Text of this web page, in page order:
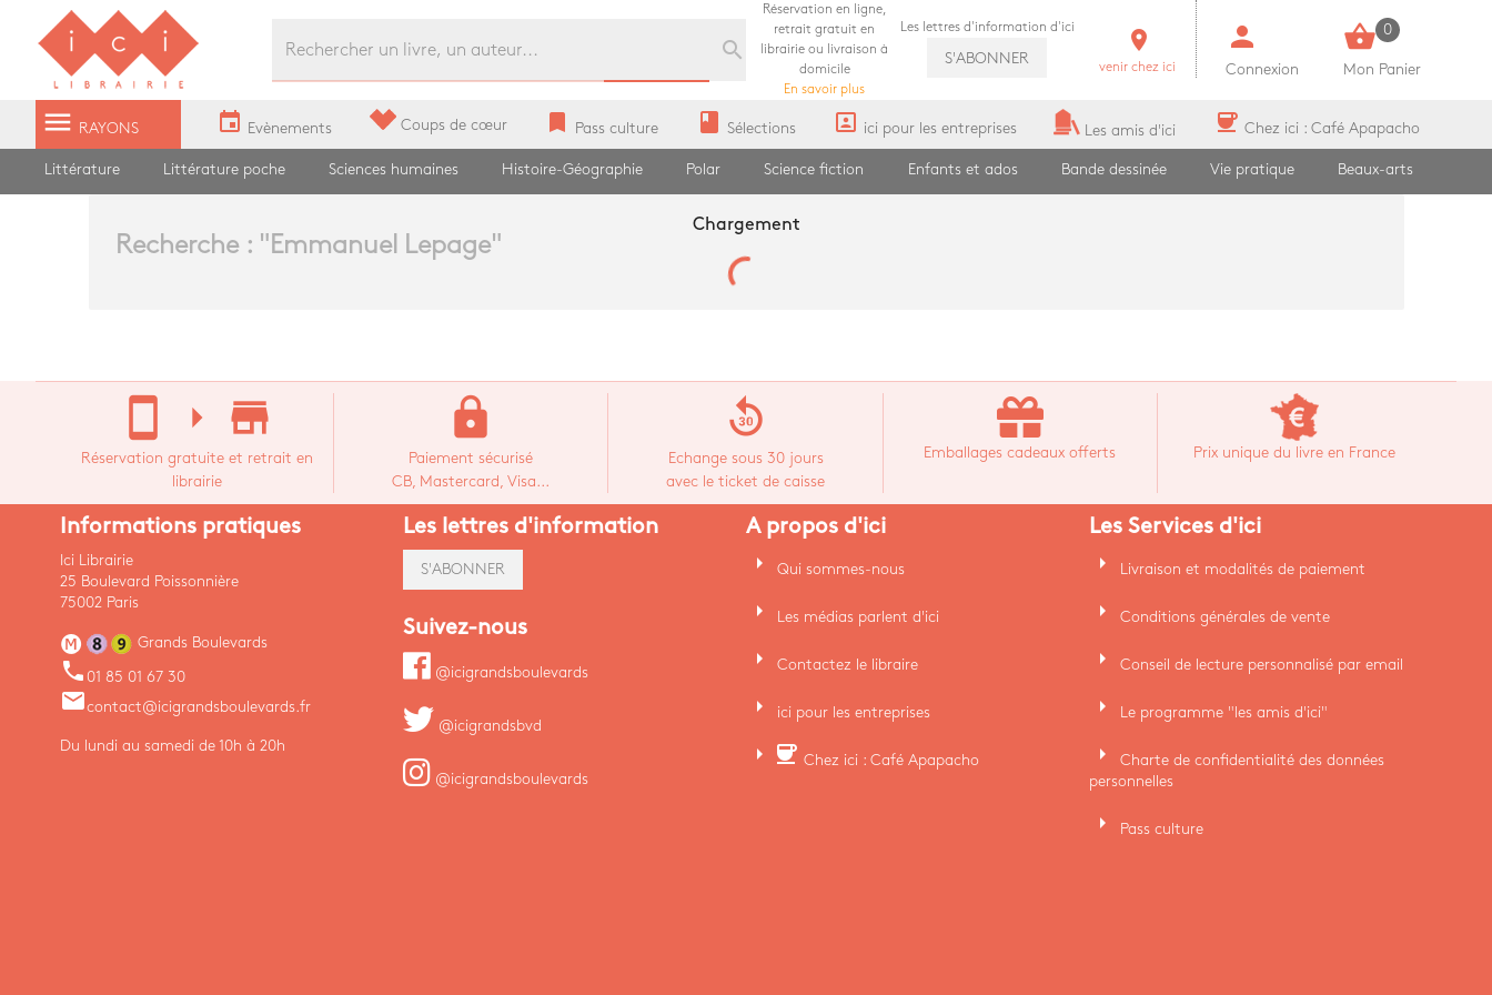
Librairie Ici Grands Boulevards
search
Réservation en ligne,
retrait gratuit en
librairie ou livraison à
domicile
En savoir plus
Les lettres d'information d'ici
S'ABONNER
room
venir chez ici
person
Connexion
shopping_basket 0
Mon Panier
menu RAYONS event Evènements Coups de cœur bookmark Pass culture book Sélections portrait ici pour les entreprises Les amis d'ici coffee Chez ici : Café Apapacho
Littérature Littérature poche Sciences humaines Histoire-Géographie Polar Science fiction Enfants et ados Bande dessinée Vie pratique Beaux-arts
Recherche : " Emmanuel Lepage"
Chargement
stay_current_portrait arrow_right store_mall_directory
Réservation gratuite et retrait en
librairie
lock
Paiement sécurisé
CB, Mastercard, Visa...
replay_30
Echange sous 30 jours
avec le ticket de caisse
Emballages cadeaux offerts Prix unique du livre en France
Informations pratiques
Ici Librairie
25 Boulevard Poissonnière
75002 Paris
Grands Boulevards
phone 01 85 01 67 30
emailcontact@icigrandsboulevards.fr
Du lundi au samedi de 10h à 20h
Les lettres d'information
S'ABONNER
Suivez-nous
@icigrandsboulevards
@icigrandsbvd
@icigrandsboulevards
A propos d'ici
arrow_right Qui sommes-nous
arrow_right Les médias parlent d'ici
arrow_right Contactez le libraire
arrow_right ici pour les entreprises
arrow_right coffee Chez ici : Café Apapacho
Les Services d'ici
arrow_right Livraison et modalités de paiement
arrow_right Conditions générales de vente
arrow_right Conseil de lecture personnalisé par email
arrow_right Le programme "les amis d'ici"
arrow_right
Charte de confidentialité des données
personnelles
arrow_right Pass culture